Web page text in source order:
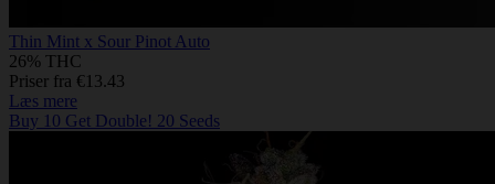
Thin Mint x Sour Pinot Auto
26% THC
Priser fra €13.43
Læs mere
Buy 10 Get Double! 20 Seeds